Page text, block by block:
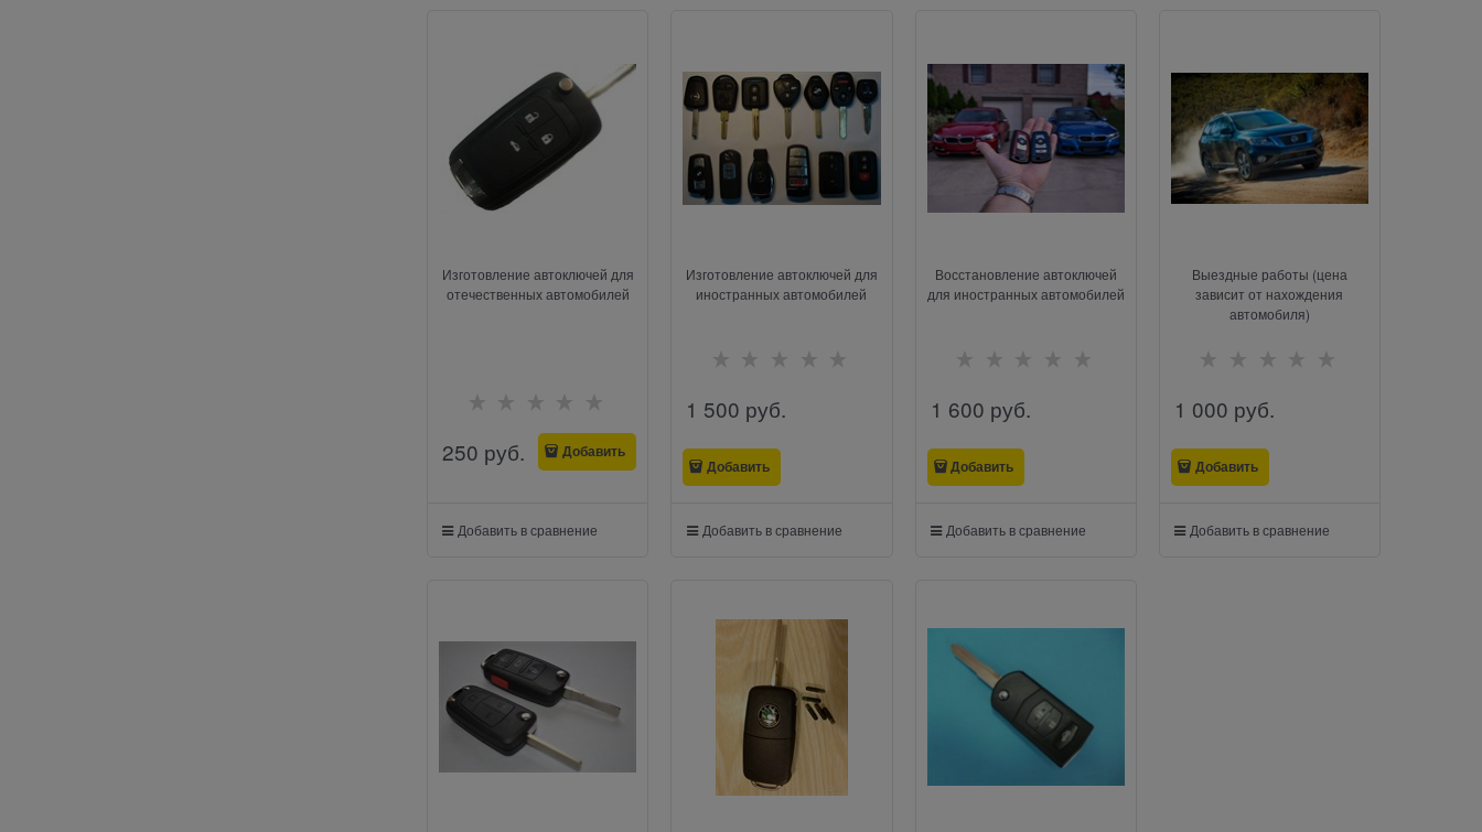
Изготовление автоключей для
отечественных автомобилей
250 руб. Добавить
Добавить в сравнение
Изготовление автоключей для
иностранных автомобилей
1 500 руб.
Добавить
Добавить в сравнение
Восстановление автоключей
для иностранных автомобилей
1 600 руб.
Добавить
Добавить в сравнение
Выездные работы (цена
зависит от нахождения
автомобиля)
1 000 руб.
Добавить
Добавить в сравнение